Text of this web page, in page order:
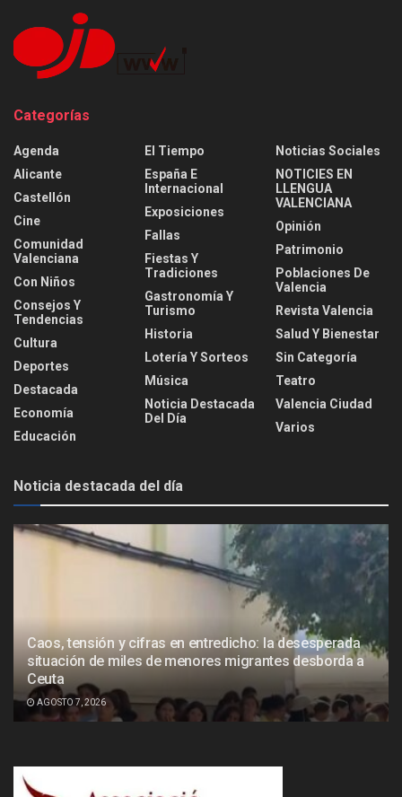
Categorías
Agenda
Alicante
Castellón
Cine
Comunidad
Valenciana
Con Niños
Consejos Y
Tendencias
Cultura
Deportes
Destacada
Economía
Educación
El Tiempo
España E
Internacional
Exposiciones
Fallas
Fiestas Y
Tradiciones
Gastronomía Y
Turismo
Historia
Lotería Y Sorteos
Música
Noticia Destacada
Del Día
Noticias Sociales
NOTICIES EN
LLENGUA
VALENCIANA
Opinión
Patrimonio
Poblaciones De
Valencia
Revista Valencia
Salud Y Bienestar
Sin Categoría
Teatro
Valencia Ciudad
Varios
Noticia destacada del día
Caos, tensión y cifras en entredicho: la desesperada
situación de miles de menores migrantes desborda a
Ceuta
AGOSTO 7, 2026